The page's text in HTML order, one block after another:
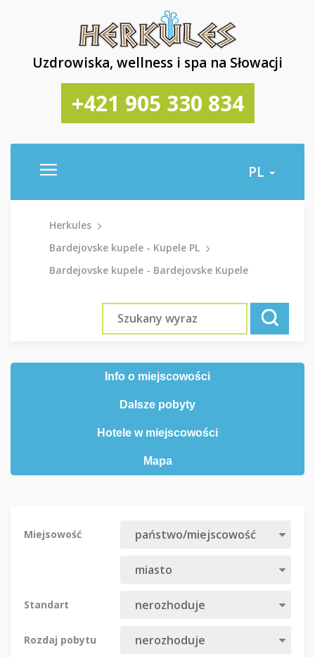
Uzdrowiska, wellness i spa na Słowacji
+421 905 330 834
PL
Herkules
Bardejovske kupele - Kupele PL
Bardejovske kupele - Bardejovske Kupele
Info o miejscowości
Dalsze pobyty
Hotele w miejscowości
Mapa
Miejsowość
Standart
Rozdaj pobytu